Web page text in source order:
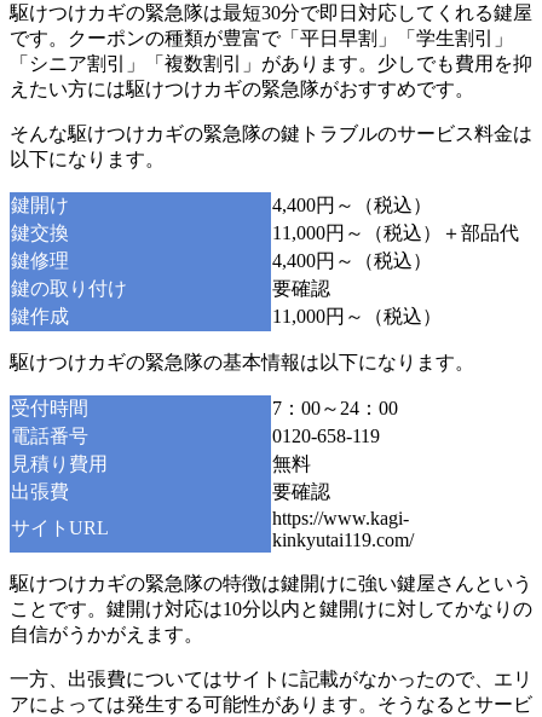
駆けつけカギの緊急隊は最短30分で即日対応してくれる鍵屋
です。クーポンの種類が豊富で「平日早割」「学生割引」
「シニア割引」「複数割引」があります。少しでも費用を抑
えたい方には駆けつけカギの緊急隊がおすすめです。
そんな駆けつけカギの緊急隊の鍵トラブルのサービス料金は
以下になります。
鍵開け
4,400円～（税込）
鍵交換
11,000円～（税込）＋部品代
鍵修理
4,400円～（税込）
鍵の取り付け
要確認
鍵作成
11,000円～（税込）
駆けつけカギの緊急隊の基本情報は以下になります。
受付時間
7：00～24：00
電話番号
0120-658-119
見積り費用
無料
出張費
要確認
サイトURL
https://www.kagi-
kinkyutai119.com/
駆けつけカギの緊急隊の特徴は鍵開けに強い鍵屋さんという
ことです。鍵開け対応は10分以内と鍵開けに対してかなりの
自信がうかがえます。
一方、出張費についてはサイトに記載がなかったので、エリ
アによっては発生する可能性があります。そうなるとサービ